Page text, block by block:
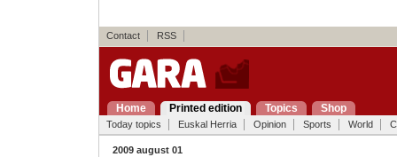
Contact RSS
Home Printed edition Topics Shop
Today topics Euskal Herria Opinion Sports World
2009 august 01